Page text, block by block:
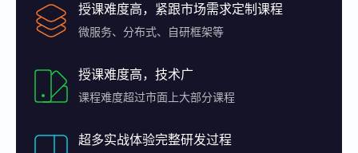
授课难度高，紧跟市场需求定制课程
微服务、分布式、自研框架等
授课难度高，技术广
课程难度超过市面上大部分课程
超多实战体验完整研发过程